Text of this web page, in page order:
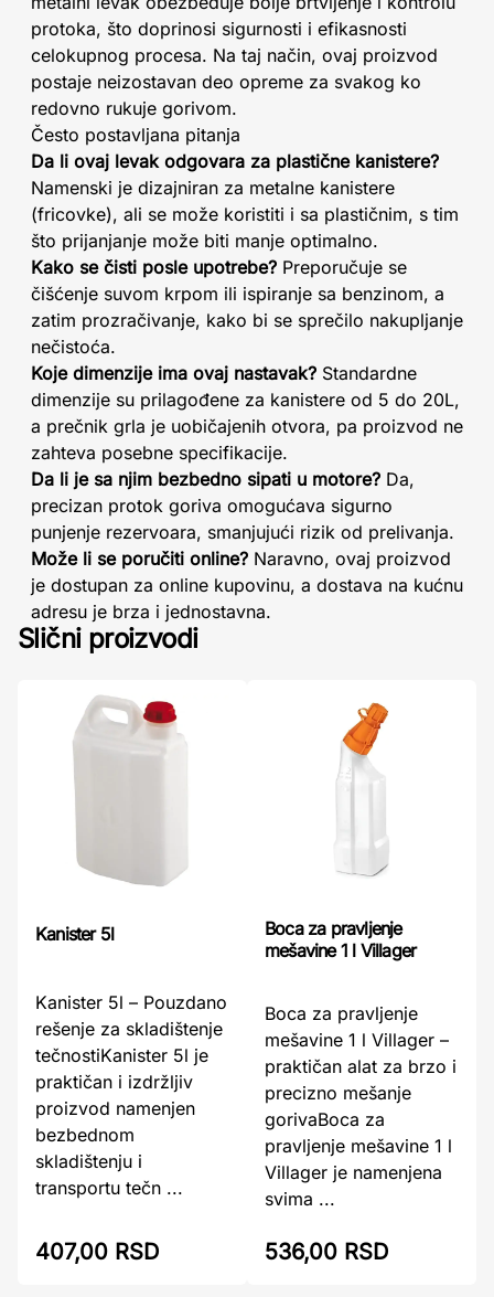
protoka, što doprinosi sigurnosti i efikasnosti
celokupnog procesa. Na taj način, ovaj proizvod
postaje neizostavan deo opreme za svakog ko
redovno rukuje gorivom.
Često postavljana pitanja
Da li ovaj levak odgovara za plastične kanistere?
Namenski je dizajniran za metalne kanistere
(fricovke), ali se može koristiti i sa plastičnim, s tim
što prijanjanje može biti manje optimalno.
Kako se čisti posle upotrebe? Preporučuje se
čišćenje suvom krpom ili ispiranje sa benzinom, a
zatim prozračivanje, kako bi se sprečilo nakupljanje
nečistoća.
Koje dimenzije ima ovaj nastavak? Standardne
dimenzije su prilagođene za kanistere od 5 do 20L,
a prečnik grla je uobičajenih otvora, pa proizvod ne
zahteva posebne specifikacije.
Da li je sa njim bezbedno sipati u motore? Da,
precizan protok goriva omogućava sigurno
punjenje rezervoara, smanjujući rizik od prelivanja.
Može li se poručiti online? Naravno, ovaj proizvod
je dostupan za online kupovinu, a dostava na kućnu
adresu je brza i jednostavna.
Slični proizvodi
Kanister 5l
Kanister 5l – Pouzdano
rešenje za skladištenje
tečnostiKanister 5l je
praktičan i izdržljiv
proizvod namenjen
bezbednom
skladištenju i
transportu tečn ...
407,00 RSD
Boca za pravljenje
mešavine 1 l Villager
Boca za pravljenje
mešavine 1 l Villager –
praktičan alat za brzo i
precizno mešanje
gorivaBoca za
pravljenje mešavine 1 l
Villager je namenjena
svima ...
536,00 RSD